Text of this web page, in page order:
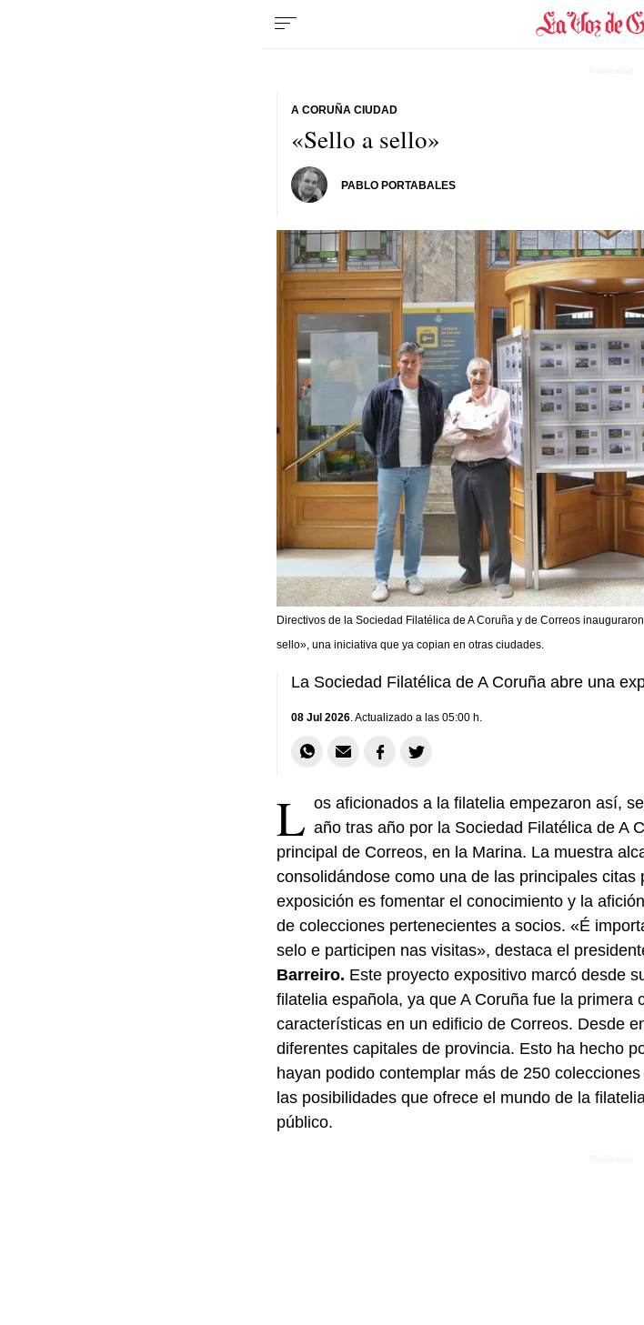
«Sello a sello»
A CORUÑA CIUDAD
PABLO PORTABALES
Directivos de la Sociedad Filatélica de A Coruña y de Correos
sello», una iniciativa que ya copian en otras ciudades.
La Sociedad Filatélica de A Coruña abre una
08 Jul 2026. Actualizado a las 05:00 h.
L os aficionados a la filatelia empezaron así,
año tras año por la Sociedad Filatélica de A
principal de Correos, en la Marina. La muestra
consolidándose como una de las principales
exposición es fomentar el conocimiento y la
de colecciones pertenecientes a socios. «É
selo e participen nas visitas», destaca el
Barreiro. Este proyecto expositivo marcó desde
filatelia española, ya que A Coruña fue la
características en un edificio de Correos. Desde
diferentes capitales de provincia. Esto ha hecho
hayan podido contemplar más de 250
las posibilidades que ofrece el mundo de la
público.